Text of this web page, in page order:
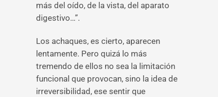
más del oído, de la vista, del aparato
digestivo…”.
Los achaques, es cierto, aparecen
lentamente. Pero quizá lo más
tremendo de ellos no sea la limitación
funcional que provocan, sino la idea de
irreversibilidad, ese sentir que